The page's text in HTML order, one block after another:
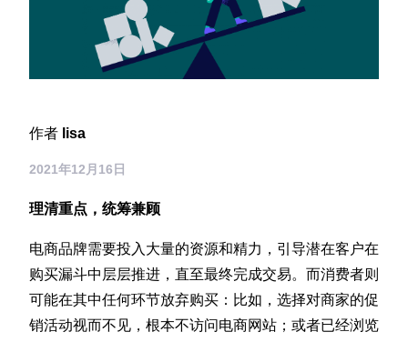
Account Secure
关于我们
市场活动
新闻和媒体
作者 lisa
2021年12月16日
理清重点，统筹兼顾
电商品牌需要投入大量的资源和精力，引导潜在客户在
购买漏斗中层层推进，直至最终完成交易。而消费者则
可能在其中任何环节放弃购买：比如，选择对商家的促
销活动视而不见，根本不访问电商网站；或者已经浏览